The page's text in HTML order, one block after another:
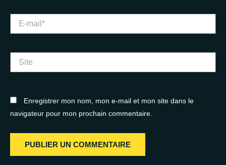
mail*
Enregistrer mon nom, mon e-mail et mon site dans le
navigateur pour mon prochain commentaire.